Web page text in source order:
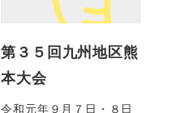
第３５回九州地区熊
本大会
令和元年９月７日・８日